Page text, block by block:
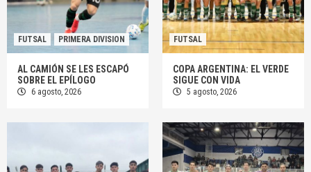
FUTSAL PRIMERA DIVISION
AL CAMIÓN SE LES ESCAPÓ
SOBRE EL EPÍLOGO
6 agosto, 2026
FUTSAL
COPA ARGENTINA: EL VERDE
SIGUE CON VIDA
5 agosto, 2026